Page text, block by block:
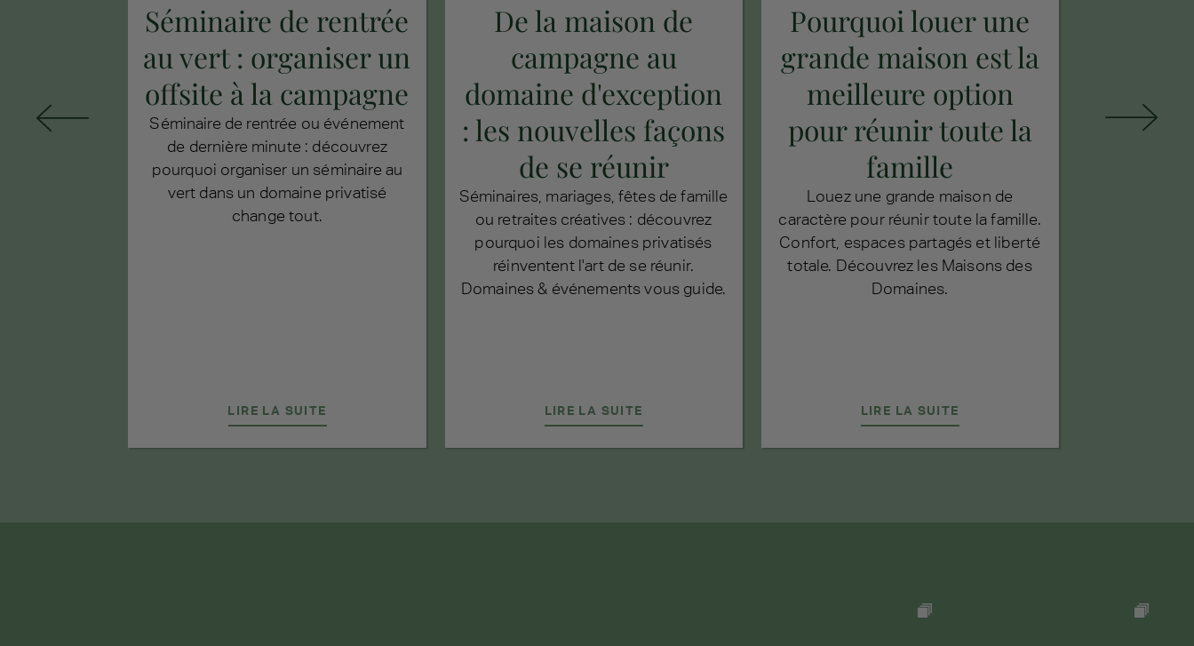
à vos
Séminaire de rentrée
au vert : organiser un
offsite à la campagne
Séminaire de rentrée ou événement
de dernière minute : découvrez
pourquoi organiser un séminaire au
vert dans un domaine privatisé
change tout.
LIRE LA SUITE
De la maison de
campagne au
domaine d'exception
: les nouvelles façons
de se réunir
Séminaires, mariages, fêtes de famille
ou retraites créatives : découvrez
pourquoi les domaines privatisés
réinventent l'art de se réunir.
Domaines & événements vous guide.
LIRE LA SUITE
Pourquoi louer une
grande maison est la
meilleure option
pour réunir toute la
famille
Louez une grande maison de
caractère pour réunir toute la famille.
Confort, espaces partagés et liberté
totale. Découvrez les Maisons des
Domaines.
LIRE LA SUITE